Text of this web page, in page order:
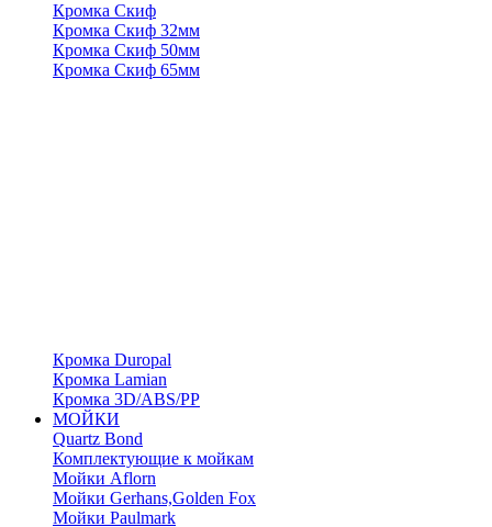
Кромка Скиф
Кромка Скиф 32мм
Кромка Скиф 50мм
Кромка Скиф 65мм
Кромка Duropal
Кромка Lamian
Кромка 3D/ABS/PP
МОЙКИ
Quartz Bond
Комплектующие к мойкам
Мойки Aflorn
Мойки Gerhans,Golden Fox
Мойки Paulmark